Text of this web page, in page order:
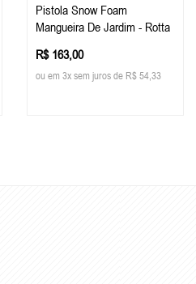
Pistola Snow Foam
Mangueira De Jardim - Rotta
R$ 163,00
ou em 3x sem juros de R$ 54,33